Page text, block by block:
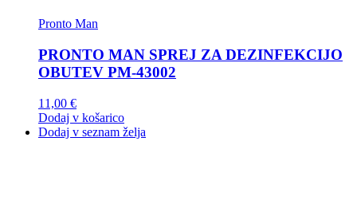
Pronto Man
PRONTO MAN SPREJ ZA DEZINFEKCIJO
OBUTEV PM-43002
11,00 €
Dodaj v košarico
Dodaj v seznam želja